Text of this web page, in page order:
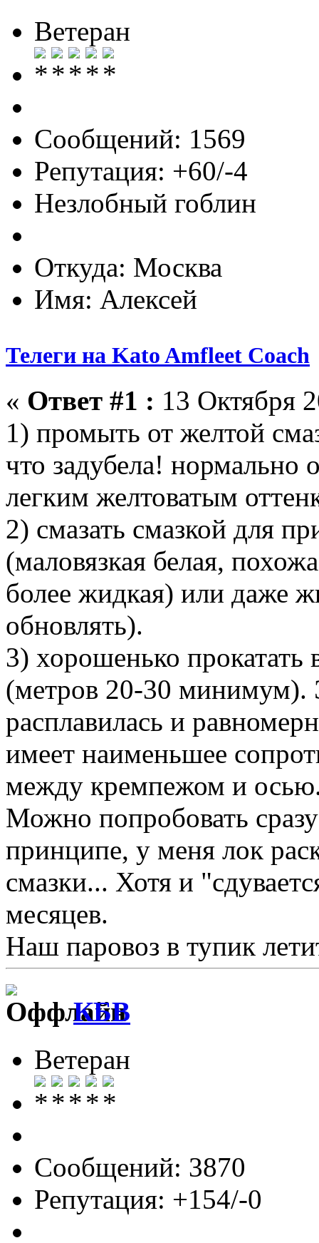
Ветеран
Сообщений: 1569
Репутация: +60/-4
Незлобный гоблин
Откуда: Москва
Имя: Алексей
Телеги на Kato Amfleet Coach
« Ответ #1 : 13 Октября
1) промыть от желтой
что задубела! нормально
легким желтоватым
2) смазать смазкой для
(маловязкая белая,
более жидкая) или даже
обновлять).
3) хорошенько прокатать
(метров 20-30 минимум).
расплавилась и
имеет наименьшее
между кремпежом и
Можно попробовать
принципе, у меня лок
смазки... Хотя и
месяцев.
Наш паровоз в тупик
КБВ
Ветеран
Сообщений: 3870
Репутация: +154/-0